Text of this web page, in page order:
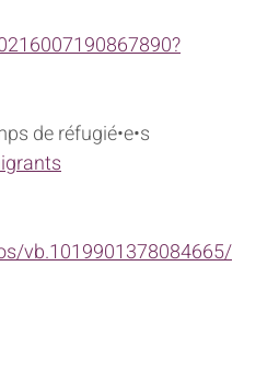
de réfugié•e•s
vb.1019901378084665/